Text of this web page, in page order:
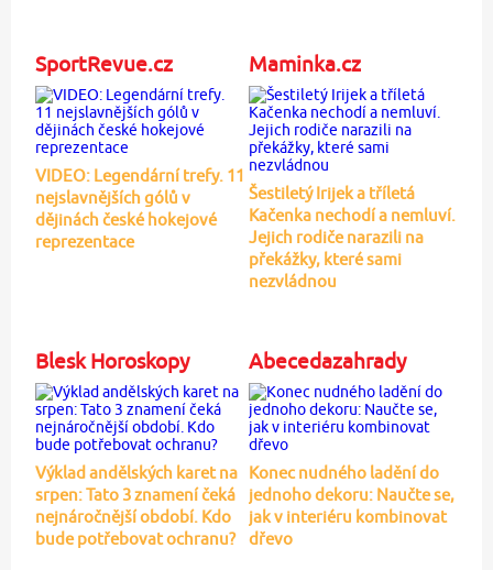
SportRevue.cz
VIDEO: Legendární trefy. 11
nejslavnějších gólů v
dějinách české hokejové
reprezentace
Maminka.cz
Šestiletý Irijek a tříletá
Kačenka nechodí a nemluví.
Jejich rodiče narazili na
překážky, které sami
nezvládnou
Blesk Horoskopy
Výklad andělských karet na
srpen: Tato 3 znamení čeká
nejnáročnější období. Kdo
bude potřebovat ochranu?
Abecedazahrady
Konec nudného ladění do
jednoho dekoru: Naučte se,
jak v interiéru kombinovat
dřevo